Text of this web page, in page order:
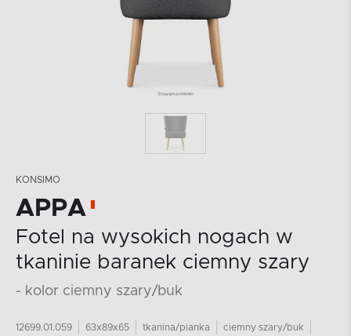
KONSIMO
APPA
Fotel na wysokich nogach w
tkaninie baranek ciemny szary
- kolor ciemny szary/buk
12699.01.059 63x89x65 tkanina/pianka ciemny szary/buk